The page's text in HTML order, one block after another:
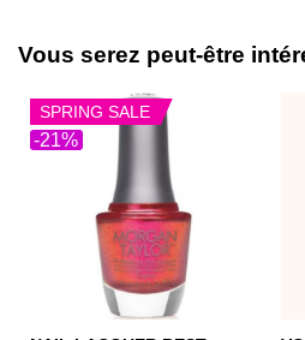
Vous serez peut-être
-21%
SPRING SALE